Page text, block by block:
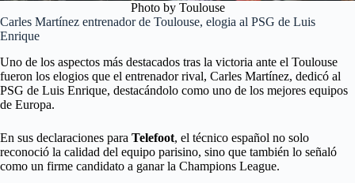
Photo by Toulouse
Carles Martínez entrenador de Toulouse, elogia al PSG de Luis
Enrique
Uno de los aspectos más destacados tras la victoria ante el Toulouse
fueron los elogios que el entrenador rival, Carles Martínez, dedicó al
PSG de Luis Enrique, destacándolo como uno de los mejores equipos
de Europa.
En sus declaraciones para Telefoot, el técnico español no solo
reconoció la calidad del equipo parisino, sino que también lo señaló
como un firme candidato a ganar la Champions League.